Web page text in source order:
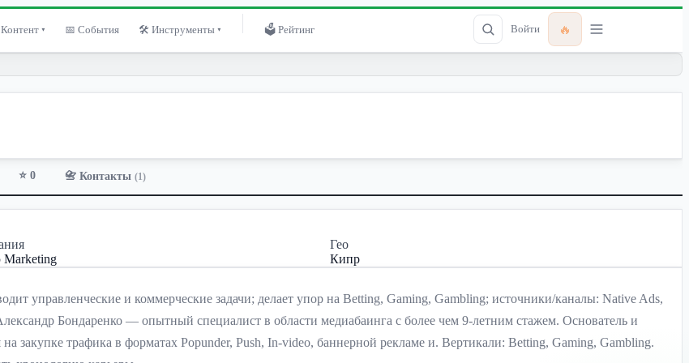
▾ 📅 События 🛠 Инструменты ▾ 🗳 Рейтинг Войти 🔥
⭐ 0 📇 Контакты (1)
Marketing
Гео
Кипр
управленческие и коммерческие задачи; делает упор на Betting, Gaming, Gambling; источники/каналы: Native Ads,
Бондаренко — опытный специалист в области медиабаинга с более чем 9-летним стажем. Основатель и
закупке трафика в форматах Popunder, Push, In-video, баннерной рекламе и. Вертикали: Betting, Gaming, Gambling.